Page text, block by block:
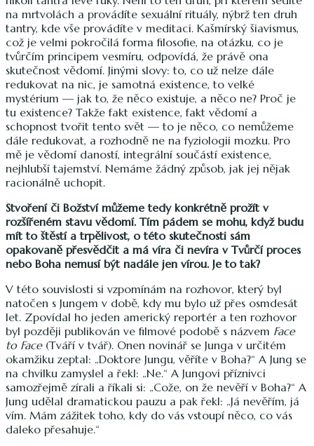
na mrtvolách a provádíte sexuální rituály, nýbrž ten druh
tantry, kde vše provádíte v meditaci. Kašmírský šiavismus,
což je velmi pokročilá forma filosofie, na otázku, co je
tvůrčím principem vesmíru, odpovídá, že právě ona
skutečnost vědomí. Jinými slovy: to, co už nelze dále
redukovat na nic, je samotná existence, to velké
mystérium — jak to, že něco existuje, a něco ne? Proč je
tu existence? Takže fakt existence, fakt vědomí a
schopnost tvořit tento svět — to je něco, co nemůžeme
dále redukovat, a rozhodně ne na fyziologii mozku. Pro
mě je vědomí daností, integrální součástí existence,
nejhlubší tajemství. Nemáme žádný způsob, jak jej nějak
racionálně uchopit.
Stvoření či Božství můžeme tedy konkrétně prožít v
rozšířeném stavu vědomí. Tím pádem se mohu, když budu
mít to štěstí a trpělivost, o této skutečnosti sám
opakovaně přesvědčit a má víra či nevíra v Tvůrčí proces
nebo Boha nemusí být nadále jen vírou. Je to tak?
V této souvislosti si vzpomínám na rozhovor, který byl
natočen s Jungem v době, kdy mu bylo už přes osmdesát
let. Zpovídal ho jeden americký reportér a ten rozhovor
byl později publikován ve filmové podobě s názvem Face
to Face(Tváří v tvář). Onen novinář se Junga v určitém
okamžiku zeptal: „Doktore Jungu, věříte v Boha?“ A Jung se
na chvilku zamyslel a řekl: „Ne.“ A Jungovi příznivci
samozřejmě zírali a říkali si: „Cože, on že nevěří v Boha?“ A
Jung udělal dramatickou pauzu a pak řekl: „Já nevěřím, já
vím. Mám zážitek toho, kdy do vás vstoupí něco, co vás
daleko přesahuje.“